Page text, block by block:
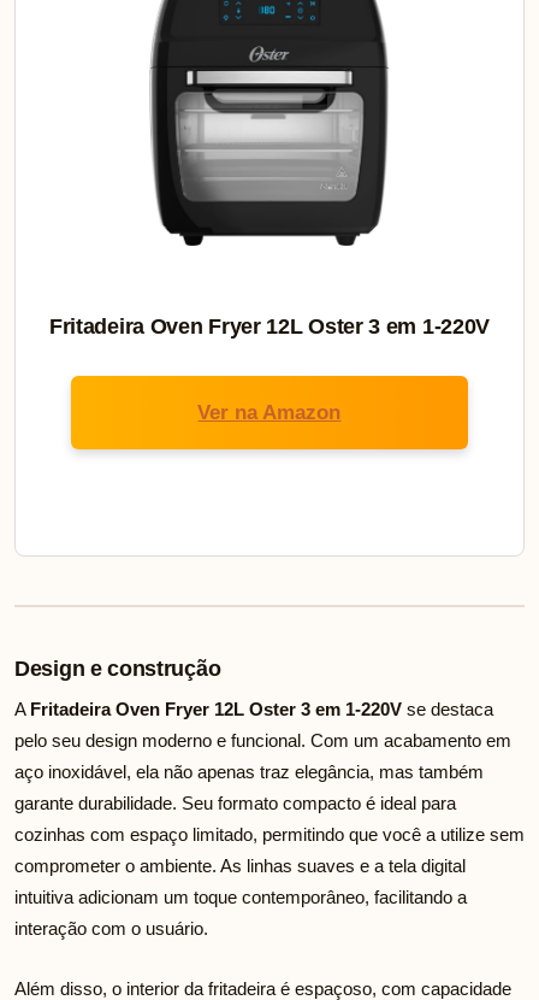
Fritadeira Oven Fryer 12L Oster 3 em 1-220V
Ver na Amazon
Design e construção
A Fritadeira Oven Fryer 12L Oster 3 em 1-220V se destaca
pelo seu design moderno e funcional. Com um acabamento em
aço inoxidável, ela não apenas traz elegância, mas também
garante durabilidade. Seu formato compacto é ideal para
cozinhas com espaço limitado, permitindo que você a utilize sem
comprometer o ambiente. As linhas suaves e a tela digital
intuitiva adicionam um toque contemporâneo, facilitando a
interação com o usuário.
Além disso, o interior da fritadeira é espaçoso, com capacidade